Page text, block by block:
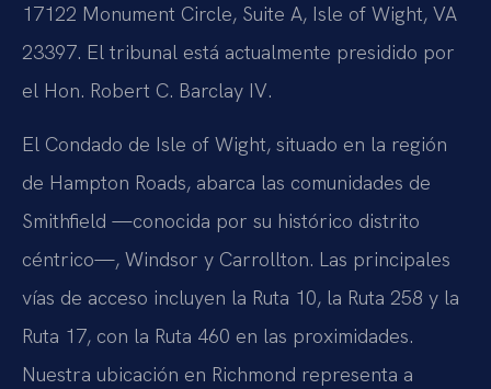
17122 Monument Circle, Suite A, Isle of Wight, VA
23397. El tribunal está actualmente presidido por
el Hon. Robert C. Barclay IV.
El Condado de Isle of Wight, situado en la región
de Hampton Roads, abarca las comunidades de
Smithfield —conocida por su histórico distrito
céntrico—, Windsor y Carrollton. Las principales
vías de acceso incluyen la Ruta 10, la Ruta 258 y la
Ruta 17, con la Ruta 460 en las proximidades.
Nuestra ubicación en Richmond representa a